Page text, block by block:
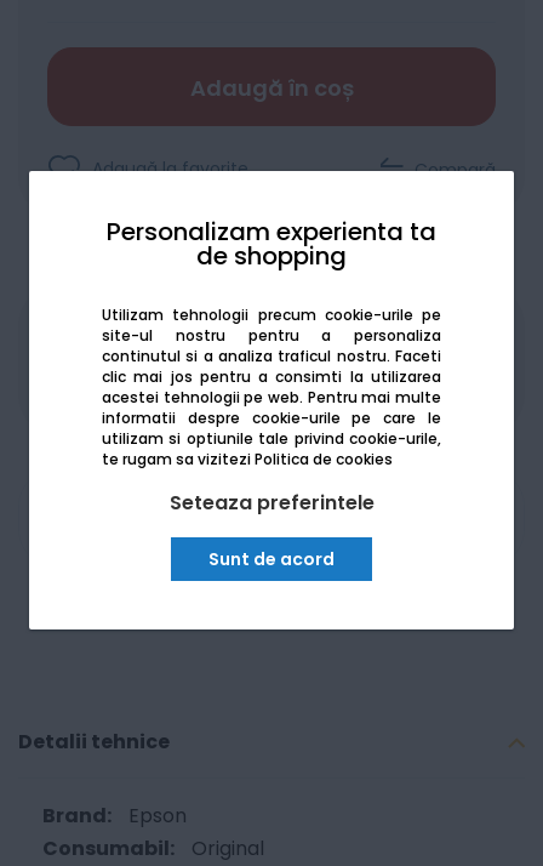
Personalizam experienta ta
de shopping
Utilizam tehnologii precum cookie-urile pe
site-ul nostru pentru a personaliza
continutul si a analiza traficul nostru. Faceti
clic mai jos pentru a consimti la utilizarea
acestei tehnologii pe web. Pentru mai multe
informatii despre cookie-urile pe care le
utilizam si optiunile tale privind cookie-urile,
te rugam sa viziteziPolitica de cookies
Seteaza preferintele
Sunt de acord
Adaugă în coș
Adaugă la favorite Compară
Produsele sunt disponibile pe platforma de
achizitii publiceSEAP/SICAP
Am nevoie de ajutor
Detalii tehnice
Epson
Original